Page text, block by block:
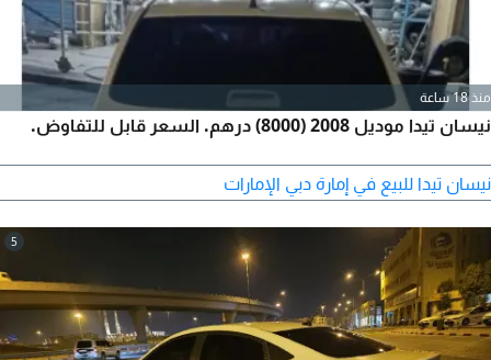
منذ 18 ساعة
نيسان تيدا موديل 2008 (8000) درهم. السعر قابل للتفاوض.
نيسان تيدا للبيع في إمارة دبي الإمارات
5